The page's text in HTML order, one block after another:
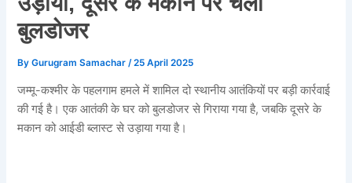
बुलडोजर
ByGurugram Samachar /25 April 2025
जम्मू-कश्मीर के पहलगाम हमले में शामिल दो स्थानीय आतंकियों पर बड़ी कार्रवाई
की गई है। एक आतंकी के घर को बुलडोजर से गिराया गया है, जबकि दूसरे के
मकान को आईडी ब्लास्ट से उड़ाया गया है।